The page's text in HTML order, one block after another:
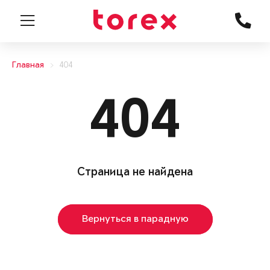
Главная 404
404
Страница не найдена
Вернуться в парадную